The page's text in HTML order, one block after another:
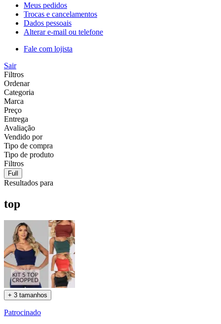
Meus pedidos
Trocas e cancelamentos
Dados pessoais
Alterar e-mail ou telefone
Fale com lojista
Sair
Filtros
Ordenar
Categoria
Marca
Preço
Entrega
Avaliação
Vendido por
Tipo de compra
Tipo de produto
Filtros
Full
Resultados para
top
+ 3 tamanhos
Patrocinado